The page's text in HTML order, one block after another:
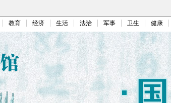
教育 经济 生活 法治 军事 卫生 健康